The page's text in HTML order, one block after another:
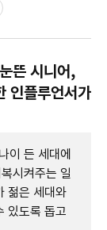
뜬 시니어,
인플루언서가
이 든 세대에
시켜주는 일
젊은 세대와
있도록 돕고